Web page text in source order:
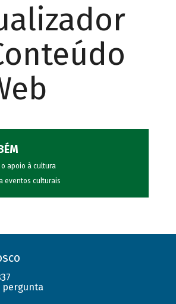
o apoio à cultura
eventos culturais
pergunta